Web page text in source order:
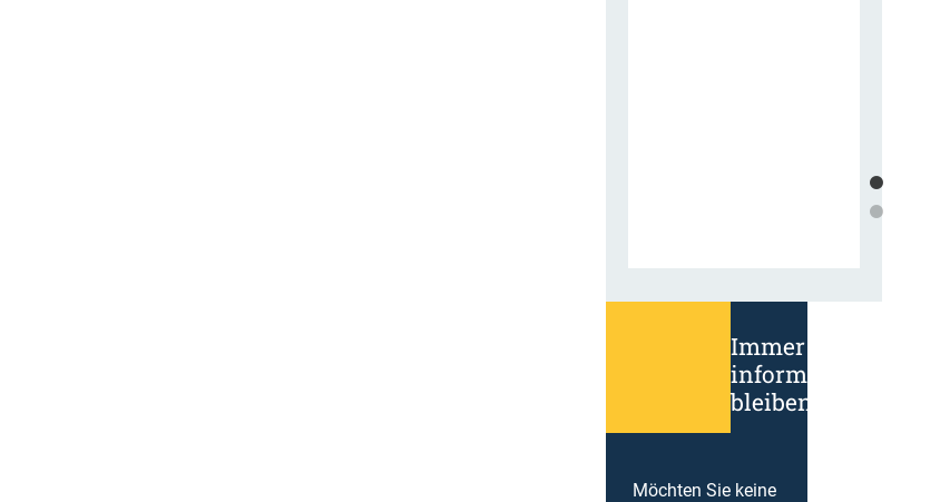
Immer
informiert
bleiben!
Möchten Sie keine